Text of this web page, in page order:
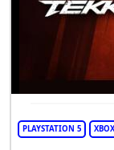
PLAYSTATION 5